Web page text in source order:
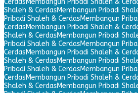
CerdasMembangun Pribadi Shaleh &
Shaleh & CerdasMembangun Pribadi
Pribadi Shaleh & CerdasMembangun
CerdasMembangun Pribadi Shaleh &
Shaleh & CerdasMembangun Pribadi
Pribadi Shaleh & CerdasMembangun
CerdasMembangun Pribadi Shaleh &
Shaleh & CerdasMembangun Pribadi
Pribadi Shaleh & CerdasMembangun
CerdasMembangun Pribadi Shaleh &
Shaleh & CerdasMembangun Pribadi